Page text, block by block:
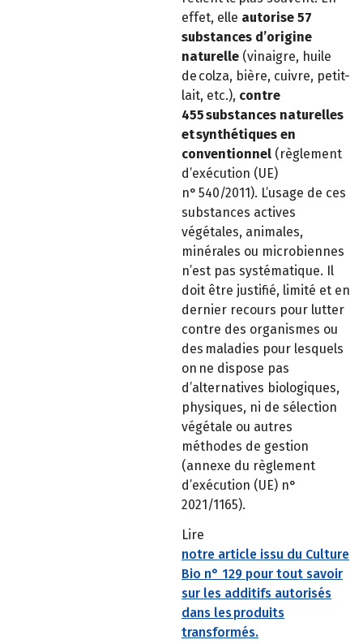
effet, elle autorise 57
substances d’origine
naturelle (vinaigre, huile
de colza, bière, cuivre, petit-
lait, etc.), contre
455 substances naturelles
et synthétiques en
conventionnel (règlement
d’exécution (UE)
n° 540/2011). L’usage de ces
substances actives
végétales, animales,
minérales ou microbiennes
n’est pas systématique. Il
doit être justifié, limité et en
dernier recours pour lutter
contre des organismes ou
des maladies pour lesquels
on ne dispose pas
d’alternatives biologiques,
physiques, ni de sélection
végétale ou autres
méthodes de gestion
(annexe du règlement
d’exécution (UE) n°
2021/1165).
Lire
notre article issu du Culture
Bio n° 129 pour tout savoir
sur les additifs autorisés
dans les produits
transformés.